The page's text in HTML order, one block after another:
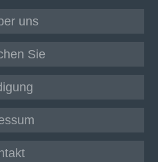
uns
Sie